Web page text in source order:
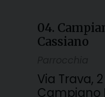
04.
Cassiano
Via Trava,
Campiano